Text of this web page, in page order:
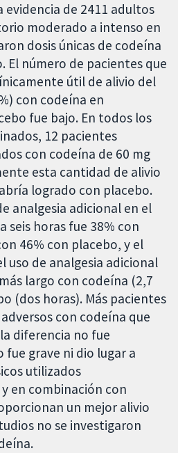
evidencia de 2411 adultos
moderado a intenso en
dosis únicas de codeína
El número de pacientes que
útil de alivio del
con codeína en
fue bajo. En todos los
12 pacientes
con codeína de 60 mg
esta cantidad de alivio
logrado con placebo.
analgesia adicional en el
seis horas fue 38% con
46% con placebo, y el
uso de analgesia adicional
largo con codeína (2,7
(dos horas). Más pacientes
con codeína que
diferencia no fue
grave ni dio lugar a
utilizados
en combinación con
un mejor alivio
no se investigaron